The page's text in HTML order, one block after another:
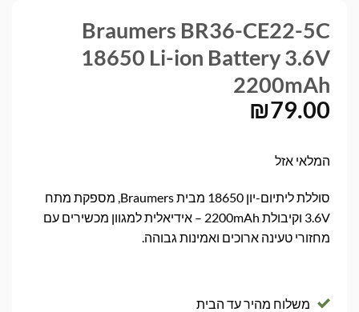
Braumers BR36-CE22-5C
18650 Li-ion Battery 3.6V
2200mAh
₪79.00
המלאי אזל
סוללת ליתיום-יון 18650 מבית Braumers, מספקת מתח
3.6V וקיבולת 2200mAh – אידיאלית למגוון מכשירים עם
מחזורי טעינה ארוכים ואמינות גבוהה.
משלוח מהיר עד הבית